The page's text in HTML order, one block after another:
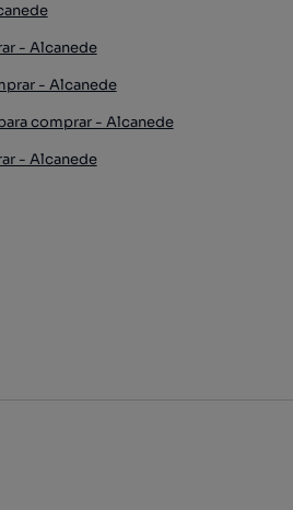
- Alcanede
- Alcanede
comprar - Alcanede
- Alcanede